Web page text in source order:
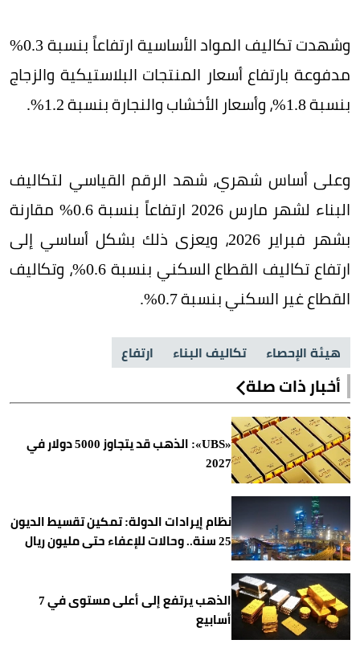
وشهدت تكاليف المواد الأساسية ارتفاعاً بنسبة 0.3%
مدفوعة بارتفاع أسعار المنتجات البلاستيكية والزجاج
بنسبة 1.8%، وأسعار الأخشاب والنجارة بنسبة 1.2%.
وعلى أساس شهري، شهد الرقم القياسي لتكاليف
البناء لشهر مارس 2026 ارتفاعاً بنسبة 0.6% مقارنة
بشهر فبراير 2026، ويعزى ذلك بشكل أساسي إلى
ارتفاع تكاليف القطاع السكني بنسبة 0.6%، وتكاليف
القطاع غير السكني بنسبة 0.7%.
هيئة الإحصاء تكاليف البناء ارتفاع
أخبار ذات صلة
«UBS»: الذهب قد يتجاوز 5000 دولار في
2027
نظام إيرادات الدولة: تمكين تقسيط الديون
25 سنة.. وحالات للإعفاء حتى مليون ريال
الذهب يرتفع إلى أعلى مستوى في 7
أسابيع